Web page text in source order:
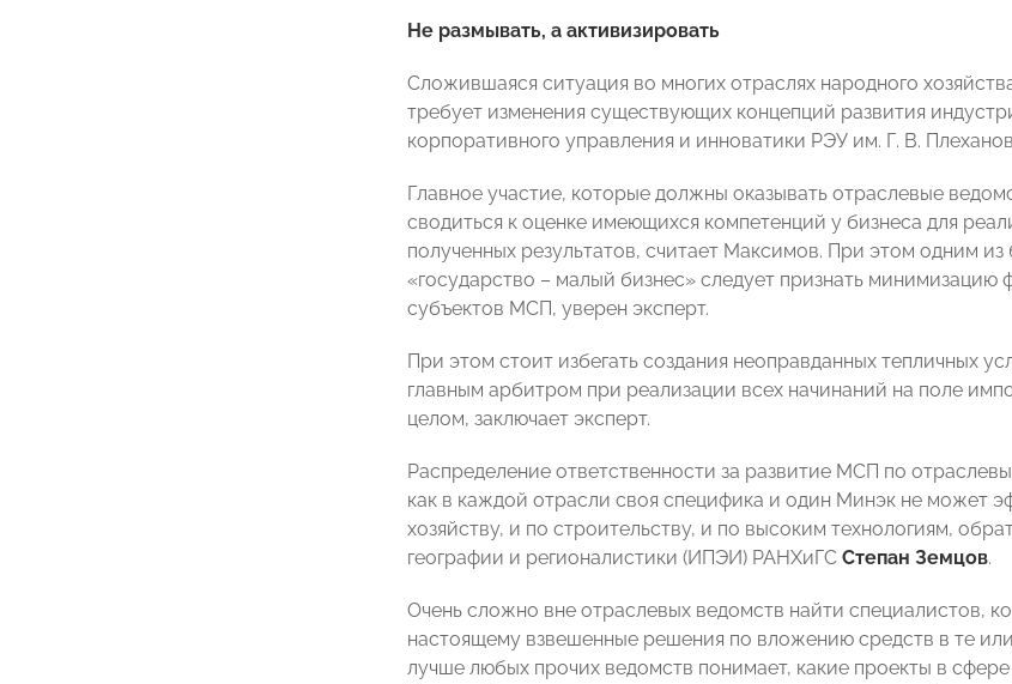
Не размывать, а активизировать
Сложившаяся ситуация во многих отраслях народного
требует изменения существующих концепций развития
корпоративного управления и инноватики РЭУ им. Г. В.
Главное участие, которые должны оказывать отраслевые
сводиться к оценке имеющихся компетенций у бизнеса для
полученных результатов, считает Максимов. При этом одним
«государство – малый бизнес» следует признать
субъектов МСП, уверен эксперт.
При этом стоит избегать создания неоправданных тепличных
главным арбитром при реализации всех начинаний на поле
целом, заключает эксперт.
Распределение ответственности за развитие МСП по
как в каждой отрасли своя специфика и один Минэк не может
хозяйству, и по строительству, и по высоким технологиям,
географии и регионалистики (ИПЭИ) РАНХиГС Степан Земцов.
Очень сложно вне отраслевых ведомств найти специалистов,
настоящему взвешенные решения по вложению средств в те
лучше любых прочих ведомств понимает, какие проекты в